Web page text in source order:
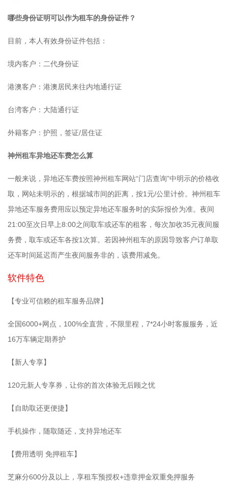
哪些身份证明可以作为租车的身份证件？
目前，本人有效身份证件包括：
境内客户：二代身份证
港澳客户：港澳居民来往内地通行证
台湾客户：大陆通行证
外籍客户：护照，签证/居住证
神州租车异地还车费怎么算
一般来说，异地还车费按照神州租车网站“门店查询”中明示的价格收
取，网站未明示的，根据城市间的距离，按1元/公里计价。神州租车
异地还车服务费用应以预定异地还车服务时的实际报价为准。夜间
21:00至次日早上8:00之间取车或还车的租客，每次加收35元夜间服
务费，取车或还车各按1次算。若因神州租车的原因导致客户订单取
还车时间延迟而产生夜间服务非的，该费用减免。
软件特色
【专业可信赖的租车服务品牌】
全国6000+网点，100%全直营，不限里程，7*24小时客服服务，近
16万车辆定期养护
【新人专享】
120元新人专享券，让你的首次体验无后顾之忧
【自助取还更便捷】
手机操作，随取随还，支持异地还车
【费用透明 免押租车】
芝麻分600分及以上，享租车预授权+违章押金双重免押服务